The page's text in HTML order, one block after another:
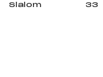
Slalom 33